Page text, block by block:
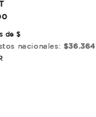
de $
nacionales: $36.364